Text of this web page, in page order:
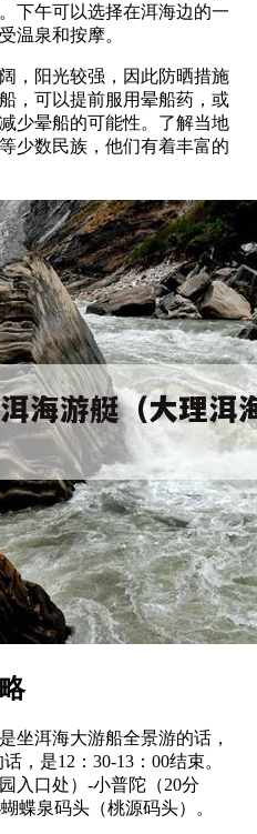
下午可以选择在洱海边的一
温泉和按摩。
，阳光较强，因此防晒措施
，可以提前服用晕船药，或
少晕船的可能性。了解当地
少数民族，他们有着丰富的
坐洱海大游船全景游的话，
，是12：30-13：00结束。
入口处）-小普陀（20分
蝶泉码头（桃源码头）。